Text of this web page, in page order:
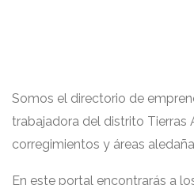
Somos el directorio de
trabajadora del distrito Tierras
corregimientos y áreas
En este portal encontrarás a